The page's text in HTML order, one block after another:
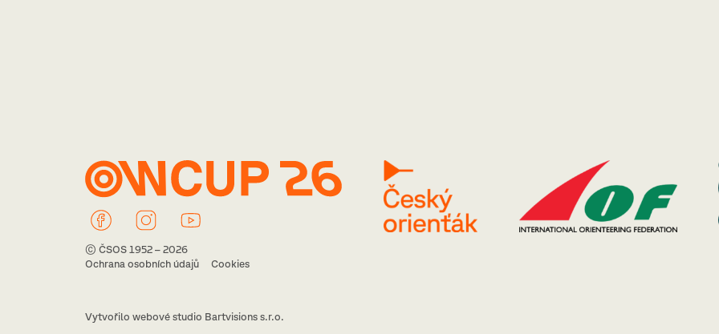
© ČSOS 1952 – 2026
Ochrana osobních údajů
Cookies
Vytvořilo webové studio Bartvisions s.r.o.